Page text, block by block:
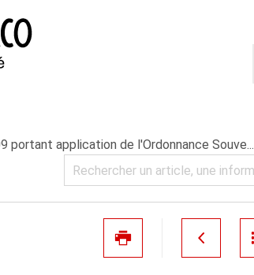
portant application de l'Ordonnance Souve...